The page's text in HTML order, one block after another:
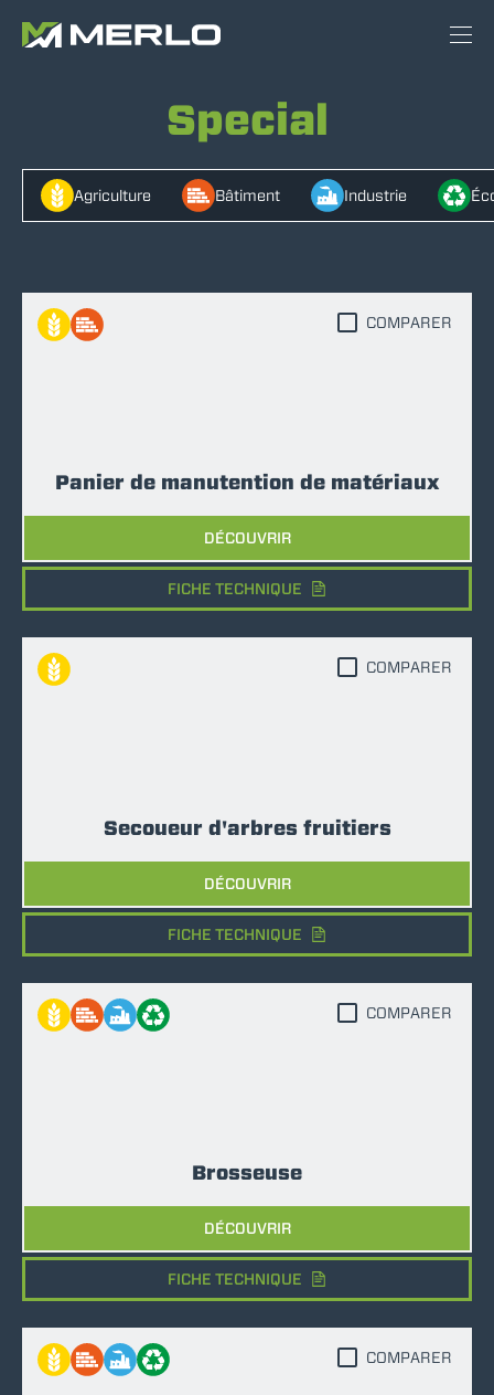
Special
Agriculture Bâtiment Industrie
Panier de manutention de matériaux
DÉCOUVRIR
COMPARER
FICHE TECHNIQUE
Secoueur d'arbres fruitiers
DÉCOUVRIR
COMPARER
FICHE TECHNIQUE
Brosseuse
DÉCOUVRIR
COMPARER
FICHE TECHNIQUE
COMPARER